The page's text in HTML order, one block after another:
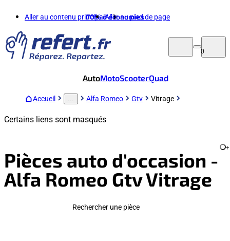
Aller au contenu principalAller au pied de page
70%d'économies
0
AutoMotoScooterQuad
Accueil Alfa Romeo Gtv Vitrage
Certains liens sont masqués
Pièces auto d'occasion -
Alfa Romeo Gtv Vitrage
+
Rechercher une pièce